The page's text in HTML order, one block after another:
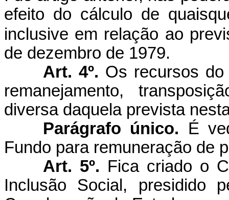
efeito do cálculo de
inclusive em relação ao
de dezembro de 1979.
Art. 4º. Os recursos
remanejamento,
diversa daquela prevista
Parágrafo único. É
Fundo para remuneração de
Art. 5º. Fica criado o
Inclusão Social, presidido